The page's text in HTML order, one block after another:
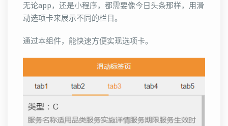
无论app，还是小程序，都需要像今日头条那样，用滑
动选项卡来展示不同的栏目。
通过本组件，能快速方便实现选项卡。